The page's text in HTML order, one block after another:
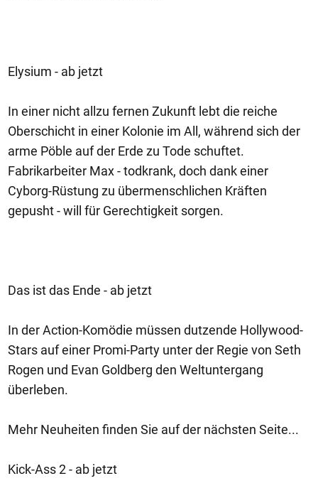
Elysium - ab jetzt
In einer nicht allzu fernen Zukunft lebt die reiche
Oberschicht in einer Kolonie im All, während sich der
arme Pöble auf der Erde zu Tode schuftet.
Fabrikarbeiter Max - todkrank, doch dank einer
Cyborg-Rüstung zu übermenschlichen Kräften
gepusht - will für Gerechtigkeit sorgen.
Das ist das Ende - ab jetzt
In der Action-Komödie müssen dutzende Hollywood-
Stars auf einer Promi-Party unter der Regie von Seth
Rogen und Evan Goldberg den Weltuntergang
überleben.
Mehr Neuheiten finden Sie auf der nächsten Seite...
Kick-Ass 2 - ab jetzt